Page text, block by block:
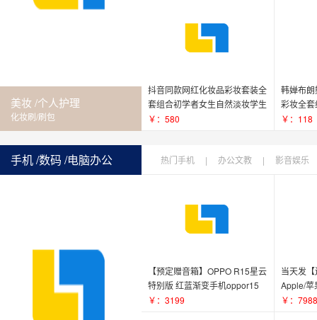
美妆 /个人护理
化妆刷/刷包
抖音同款网红化妆品彩妆套装全
套组合初学者女生自然淡妆学生
美妆
￥：580
韩婵布
彩妆全
水持久
￥：118
手机 /数码 /电脑办公 热门手机 | 办公文教 | 影音娱乐
【预定赠音箱】OPPO R15星云
特别版 红蓝渐变手机oppor15
￥：3199
当天发
Apple/苹
手机
￥：